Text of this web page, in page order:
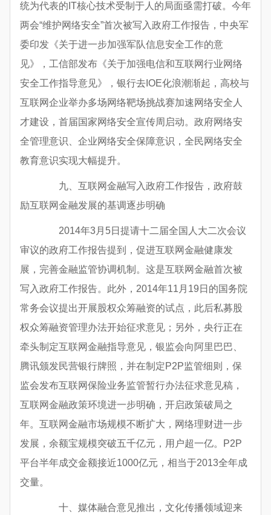
统为代表的IT核心技术受制于人的局面亟需打破。今年
两会“维护网络安全”首次被写入政府工作报告，中央军
委印发《关于进一步加强军队信息安全工作的意
见》，工信部发布《关于加强电信和互联网行业网络
安全工作指导意见》，银行去IOE化浪潮渐起，高校与
互联网企业举办多场网络靶场挑战赛加速网络安全人
才建设，首届国家网络安全宣传周启动。政府网络安
全管理意识、企业网络安全保障意识，全民网络安全
教育意识实现大幅提升。
九、互联网金融写入政府工作报告，政府鼓
励互联网金融发展的基调逐步明确
2014年3月5日提请十二届全国人大二次会议
审议的政府工作报告提到，促进互联网金融健康发
展，完善金融监管协调机制。这是互联网金融首次被
写入政府工作报告。此外，2014年11月19日的国务院
常务会议提出开展股权众筹融资的试点，此后私募股
权众筹融资管理办法开始征求意见；另外，央行正在
牵头制定互联网金融指导意见，银监会向阿里巴巴、
腾讯颁发民营银行牌照，并在制定P2P监管细则，保
监会发布互联网保险业务监管暂行办法征求意见稿，
互联网金融政策环境进一步明确，开启政策破局之
年。互联网金融市场规模不断扩大，网络理财进一步
发展，余额宝规模突破五千亿元，用户超一亿。P2P
平台半年成交金额接近1000亿元，相当于2013全年成
交量。
十、媒体融合意见推出，文化传播领域迎来